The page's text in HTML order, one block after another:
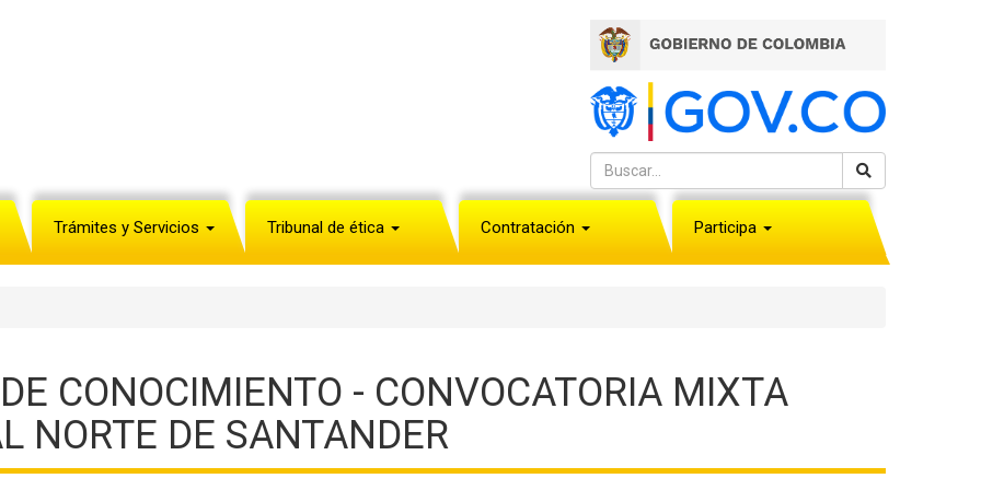
Trámites y Servicios Tribunal de ética Contratación Participa
CONOCIMIENTO - CONVOCATORIA MIXTA
NORTE DE SANTANDER